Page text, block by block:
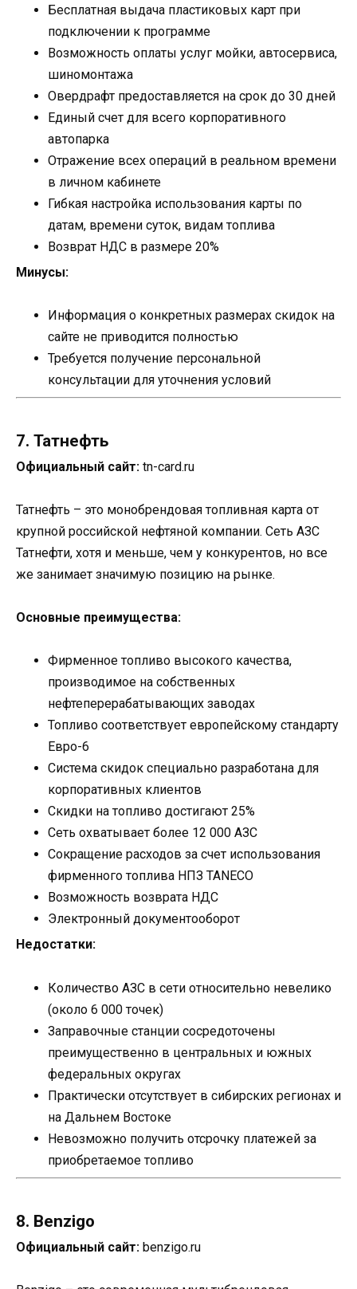
Бесплатная выдача пластиковых карт при
подключении к программе
Возможность оплаты услуг мойки, автосервиса,
шиномонтажа
Овердрафт предоставляется на срок до 30 дней
Единый счет для всего корпоративного
автопарка
Отражение всех операций в реальном времени
в личном кабинете
Гибкая настройка использования карты по
датам, времени суток, видам топлива
Возврат НДС в размере 20%
Минусы:
Информация о конкретных размерах скидок на
сайте не приводится полностью
Требуется получение персональной
консультации для уточнения условий
7. Татнефть
Официальный сайт: tn-card.ru
Татнефть – это монобрендовая топливная карта от
крупной российской нефтяной компании. Сеть АЗС
Татнефти, хотя и меньше, чем у конкурентов, но все
же занимает значимую позицию на рынке.
Основные преимущества:
Фирменное топливо высокого качества,
производимое на собственных
нефтеперерабатывающих заводах
Топливо соответствует европейскому стандарту
Евро-6
Система скидок специально разработана для
корпоративных клиентов
Скидки на топливо достигают 25%
Сеть охватывает более 12 000 АЗС
Сокращение расходов за счет использования
фирменного топлива НПЗ TANECO
Возможность возврата НДС
Электронный документооборот
Недостатки:
Количество АЗС в сети относительно невелико
(около 6 000 точек)
Заправочные станции сосредоточены
преимущественно в центральных и южных
федеральных округах
Практически отсутствует в сибирских регионах и
на Дальнем Востоке
Невозможно получить отсрочку платежей за
приобретаемое топливо
8. Benzigo
Официальный сайт: benzigo.ru